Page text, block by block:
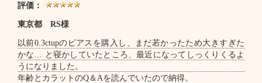
評価：
東京都 RS様
以前0.3ctupのピアスを購入し、まだ若かったため大きすぎた
かな… と寝かしていたところ、最近になってしっくりくるよ
うになりました。
年齢とカラットのQ＆Aを読んでいたので納得。